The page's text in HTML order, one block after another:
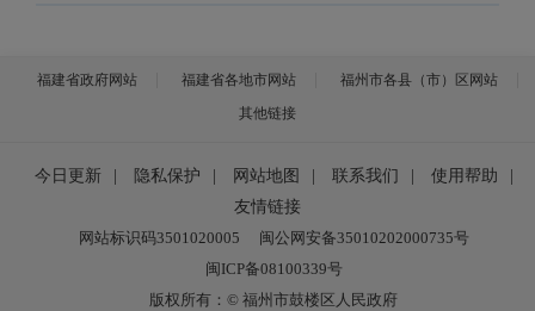
福建省政府网站 福建省各地市网站
福州市各县（市）区网站
其他链接
今日更新 隐私保护 网站地图 联系我们 使用帮助
友情链接
网站标识码3501020005
闽公网安备35010202000735号
闽ICP备08100339号
版权所有：© 福州市鼓楼区人民政府